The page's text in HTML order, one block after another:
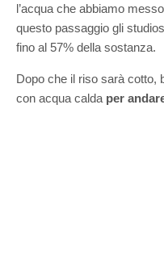
l’acqua che abbiamo
questo passaggio gli
fino al 57% della sostanza.
Dopo che il riso sarà
con acqua calda per